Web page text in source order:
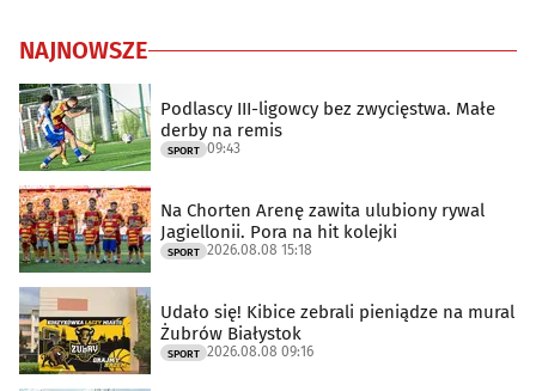
NAJNOWSZE
Podlascy III-ligowcy bez zwycięstwa. Małe
derby na remis
SPORT 09:43
Na Chorten Arenę zawita ulubiony rywal
Jagiellonii. Pora na hit kolejki
SPORT 2026.08.08 15:18
Udało się! Kibice zebrali pieniądze na mural
Żubrów Białystok
SPORT 2026.08.08 09:16